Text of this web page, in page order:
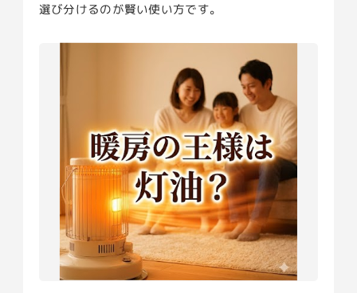
選び分けるのが賢い使い方です。